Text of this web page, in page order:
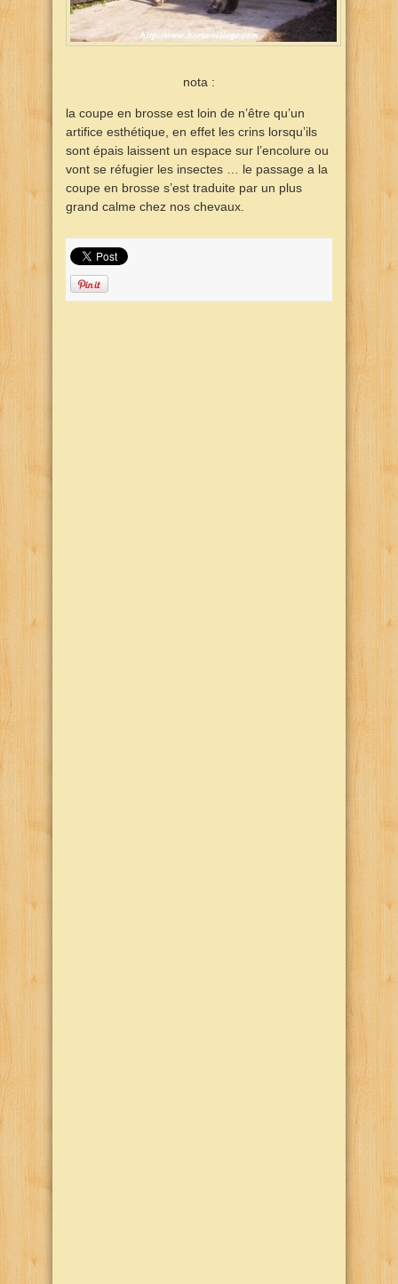
nota :
la coupe en brosse est loin de n’être qu’un
artifice esthétique, en effet les crins lorsqu’ils
sont épais laissent un espace sur l’encolure ou
vont se réfugier les insectes … le passage a la
coupe en brosse s’est traduite par un plus
grand calme chez nos chevaux.